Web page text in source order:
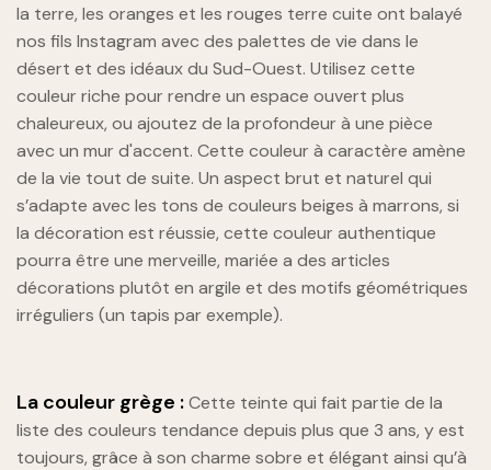
la terre, les oranges et les rouges terre cuite ont balayé
nos fils Instagram avec des palettes de vie dans le
désert et des idéaux du Sud-Ouest. Utilisez cette
couleur riche pour rendre un espace ouvert plus
chaleureux, ou ajoutez de la profondeur à une pièce
avec un mur d'accent. Cette couleur à caractère amène
de la vie tout de suite. Un aspect brut et naturel qui
s’adapte avec les tons de couleurs beiges à marrons, si
la décoration est réussie, cette couleur authentique
pourra être une merveille, mariée a des articles
décorations plutôt en argile et des motifs géométriques
irréguliers (un tapis par exemple).
La couleur grège :Cette teinte qui fait partie de la
liste des couleurs tendance depuis plus que 3 ans, y est
toujours, grâce à son charme sobre et élégant ainsi qu’à